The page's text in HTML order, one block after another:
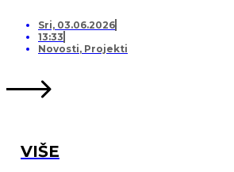
LISTU ČEKANJA
Sri, 03.06.2026
13:33
Novosti, Projekti
VIŠE